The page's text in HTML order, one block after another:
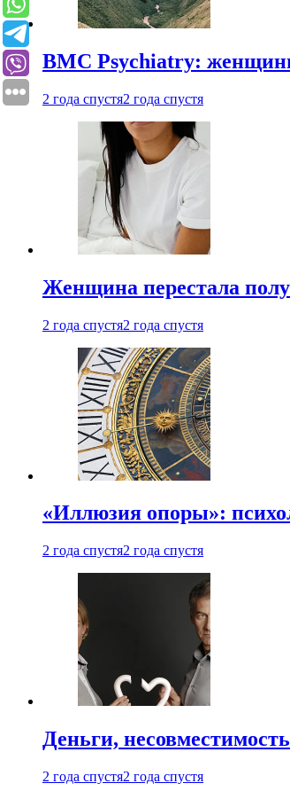
BMC Psychiatry:
2 года спустя2 года спустя
Женщина перестала
2 года спустя2 года спустя
«Иллюзия опоры»:
2 года спустя2 года спустя
Деньги,
2 года спустя2 года спустя